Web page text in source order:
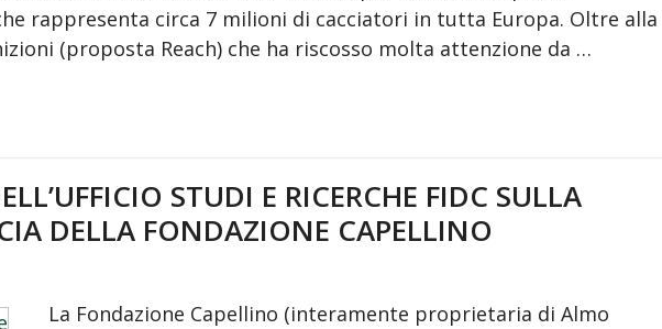
rappresenta circa 7 milioni di cacciatori in tutta Europa. Oltre alla
(proposta Reach) che ha riscosso molta attenzione da …
STUDI E RICERCHE FIDC SULLA
DELLA FONDAZIONE CAPELLINO
La Fondazione Capellino (interamente proprietaria di Almo